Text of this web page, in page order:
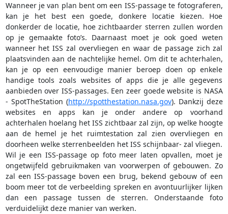
Wanneer je van plan bent om een ISS-passage te fotograferen,
kan je het best een goede, donkere locatie kiezen. Hoe
donkerder de locatie, hoe zichtbaarder sterren zullen worden
op je gemaakte foto’s. Daarnaast moet je ook goed weten
wanneer het ISS zal overvliegen en waar de passage zich zal
plaatsvinden aan de nachtelijke hemel. Om dit te achterhalen,
kan je op een eenvoudige manier beroep doen op enkele
handige tools zoals websites of apps die je alle gegevens
aanbieden over ISS-passages. Een zeer goede website is NASA
- SpotTheStation (http://spotthestation.nasa.gov). Dankzij deze
websites en apps kan je onder andere op voorhand
achterhalen hoelang het ISS zichtbaar zal zijn, op welke hoogte
aan de hemel je het ruimtestation zal zien overvliegen en
doorheen welke sterrenbeelden het ISS schijnbaar- zal vliegen.
Wil je een ISS-passage op foto meer laten opvallen, moet je
ongetwijfeld gebruikmaken van voorwerpen of gebouwen. Zo
zal een ISS-passage boven een brug, bekend gebouw of een
boom meer tot de verbeelding spreken en avontuurlijker lijken
dan een passage tussen de sterren. Onderstaande foto
verduidelijkt deze manier van werken.